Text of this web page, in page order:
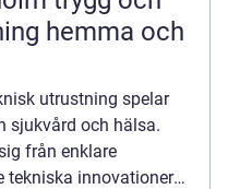
hemma och
utrustning spelar
sjukvård och hälsa.
från enklare
tekniska innovationer